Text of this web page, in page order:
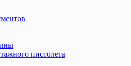
пистолета